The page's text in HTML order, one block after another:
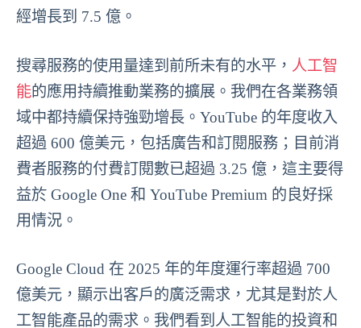
經增長到 7.5 億。
搜尋服務的使用量達到前所未有的水平， 人工智
能的應用持續推動業務的擴展。我們在各業務領
域中都持續保持強勁增長。YouTube 的年度收入
超過 600 億美元，包括廣告和訂閱服務；目前消
費者服務的付費訂閱數已超過 3.25 億，這主要得
益於 Google One 和 YouTube Premium 的良好採
用情況。
Google Cloud 在 2025 年的年度運行率超過 700
億美元，顯示出客戶的廣泛需求，尤其是對於人
工智能產品的需求。我們看到人工智能的投資和